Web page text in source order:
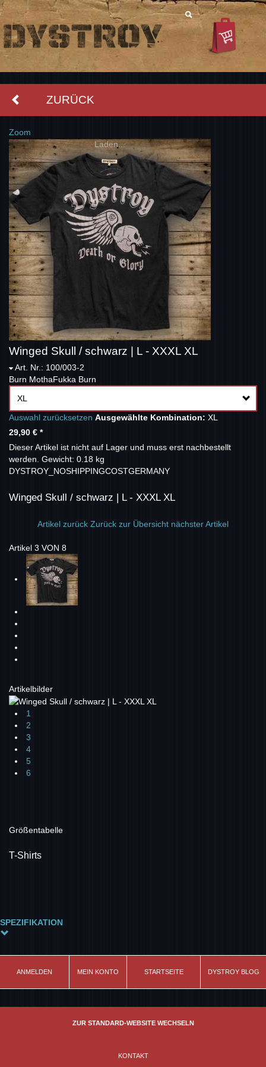
ZURÜCK
Zoom
Laden...
Winged Skull / schwarz | L - XXXL XL
Art. Nr.: 100/003-2
Burn MothaFukka Burn
XL
Auswahl zurücksetzen Ausgewählte Kombination: XL
29,90 € *
Dieser Artikel ist nicht auf Lager und muss erst nachbestellt
werden. Gewicht: 0.18 kg
DYSTROY_NOSHIPPINGCOSTGERMANY
Winged Skull / schwarz | L - XXXL XL
Artikel zurück Zurück zur Übersicht nächster Artikel
Artikel 3 VON 8
Artikelbilder
1
2
3
4
5
6
Größentabelle
T-Shirts
SPEZIFIKATION
100% Baumwolle
schwarz
ANMELDEN MEIN KONTO STARTSEITE DYSTROY BLOG
ZUR STANDARD-WEBSITE WECHSELN
KONTAKT